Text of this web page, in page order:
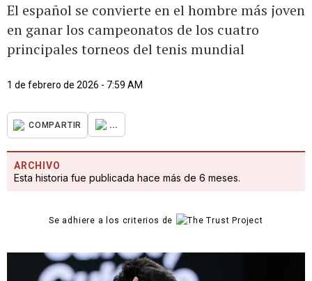
El español se convierte en el hombre más joven
en ganar los campeonatos de los cuatro
principales torneos del tenis mundial
1 de febrero de 2026 - 7:59 AM
COMPARTIR ...
ARCHIVO
Esta historia fue publicada hace más de 6 meses.
Se adhiere a los criterios de